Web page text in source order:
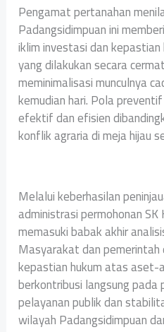
Pengamat pertanahan
Padangsidimpuan ini
iklim investasi dan
yang dilakukan secara
meminimalisasi munculnya
kemudian hari. Pola
efektif dan efisien
konflik agraria di meja hijau
Melalui keberhasilan
administrasi permohonan
memasuki babak akhir
Masyarakat dan
kepastian hukum atas
berkontribusi langsung
pelayanan publik dan
wilayah Padangsidimpuan